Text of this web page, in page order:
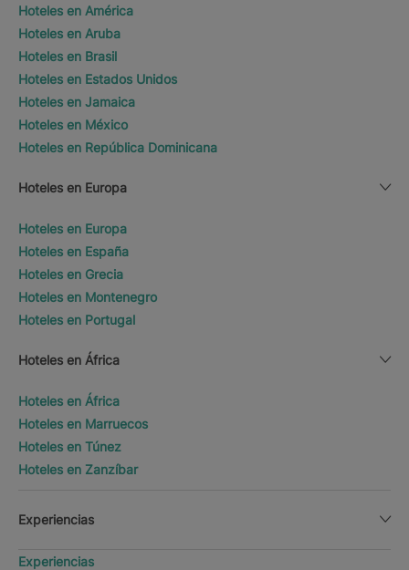
Hoteles en América
Hoteles en Aruba
Hoteles en Brasil
Hoteles en Estados Unidos
Hoteles en Jamaica
Hoteles en México
Hoteles en República Dominicana
Hoteles en Europa
Hoteles en Europa
Hoteles en España
Hoteles en Grecia
Hoteles en Montenegro
Hoteles en Portugal
Hoteles en África
Hoteles en África
Hoteles en Marruecos
Hoteles en Túnez
Hoteles en Zanzíbar
Experiencias
Experiencias